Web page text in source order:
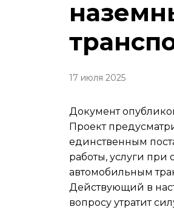
17 июля 2025
Документ
Проект
единственным
работы, услуги при
автомобильным
Действующий в
вопросу утратит